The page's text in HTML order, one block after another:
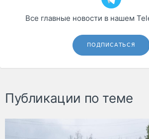
Все главные новости в нашем
ПОДПИСАТЬСЯ
Публикации по теме